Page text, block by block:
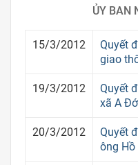
ỦY BAN
15/3/2012
Quyết
giao
19/3/2012
Quyết
xã A
20/3/2012
Quyết
ông